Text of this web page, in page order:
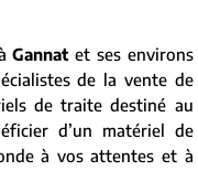
Gannat et ses environs
de la vente de
de traite destiné au
d’un matériel de
à vos attentes et à